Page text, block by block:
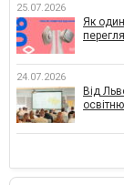
25.07.2026
Як
24.07.2026
Від